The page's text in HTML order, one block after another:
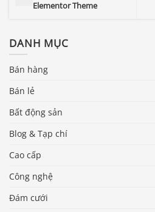
Elementor Theme
DANH MỤC
Bán hàng
Bán lẻ
Bất động sản
Blog & Tạp chí
Cao cấp
Công nghệ
Đám cưới